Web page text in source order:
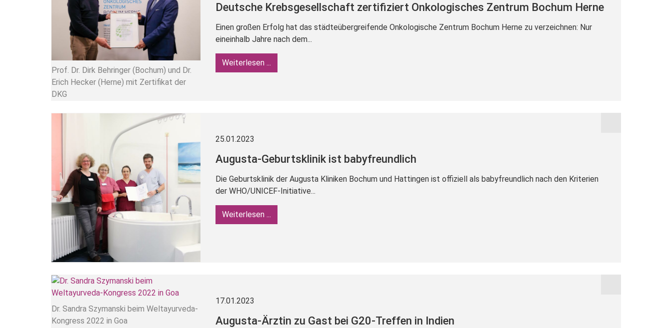
Prof. Dr. Dirk Behringer (Bochum) und Dr.
Erich Hecker (Herne) mit Zertifikat der
DKG
Deutsche Krebsgesellschaft zertifiziert Onkologisches Zentrum Bochum Herne
Einen großen Erfolg hat das städteübergreifende Onkologische Zentrum Bochum Herne zu verzeichnen: Nur
eineinhalb Jahre nach dem...
Weiterlesen ...
25.01.2023
Augusta-Geburtsklinik ist babyfreundlich
Die Geburtsklinik der Augusta Kliniken Bochum und Hattingen ist offiziell als babyfreundlich nach den Kriterien
der WHO/UNICEF-Initiative...
Weiterlesen ...
Dr. Sandra Szymanski beim Weltayurveda-
Kongress 2022 in Goa
17.01.2023
Augusta-Ärztin zu Gast bei G20-Treffen in Indien